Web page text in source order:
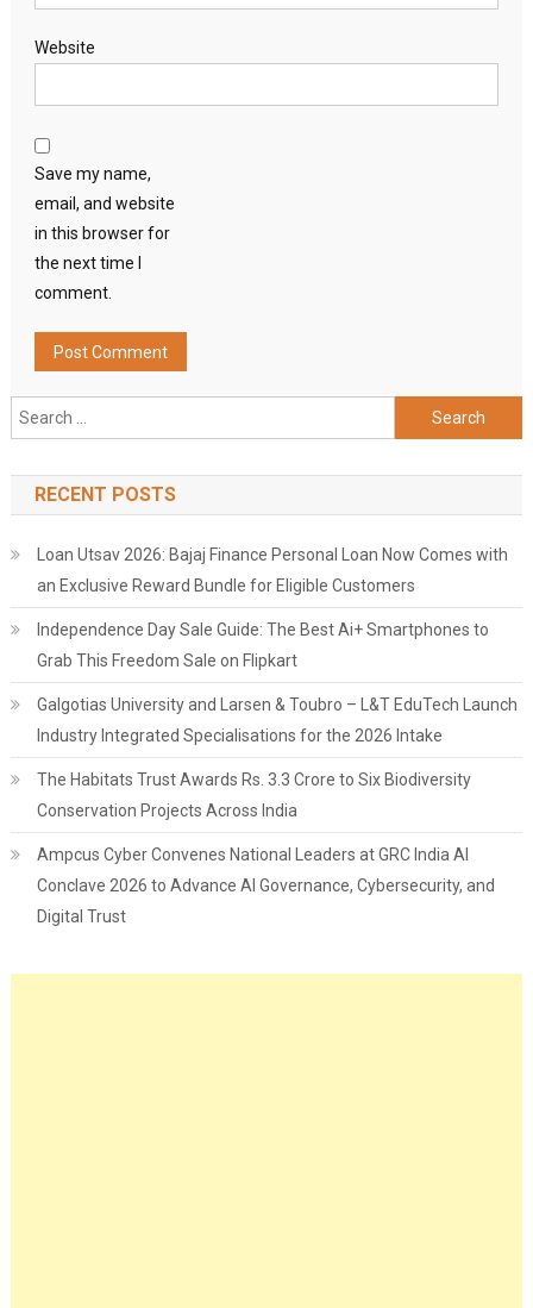
Website
Save my name,
email, and website
in this browser for
the next time I
comment.
Search
for:
RECENT POSTS
Loan Utsav 2026: Bajaj Finance Personal Loan Now Comes with
an Exclusive Reward Bundle for Eligible Customers
Independence Day Sale Guide: The Best Ai+ Smartphones to
Grab This Freedom Sale on Flipkart
Galgotias University and Larsen & Toubro – L&T EduTech Launch
Industry Integrated Specialisations for the 2026 Intake
The Habitats Trust Awards Rs. 3.3 Crore to Six Biodiversity
Conservation Projects Across India
Ampcus Cyber Convenes National Leaders at GRC India AI
Conclave 2026 to Advance AI Governance, Cybersecurity, and
Digital Trust